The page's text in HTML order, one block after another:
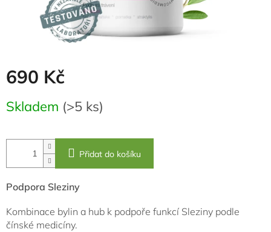
690 Kč
Měrná
cena:
Skladem (>5 ks)
Přidat do košíku
Podpora Sleziny
Kombinace bylin a hub k podpoře funkcí Sleziny podle
čínské medicíny.